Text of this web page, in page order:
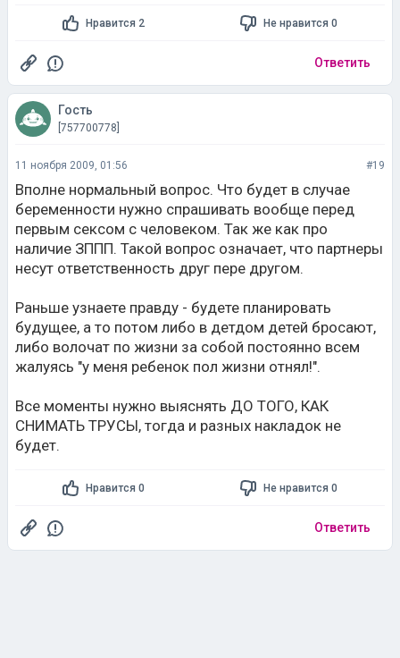
Нравится 2 Не нравится 0
Ответить
Гость
[757700778]
11 ноября 2009, 01:56 #19
Вполне нормальный вопрос. Что будет в случае
беременности нужно спрашивать вообще перед
первым сексом с человеком. Так же как про
наличие ЗППП. Такой вопрос означает, что партнеры
несут ответственность друг пере другом.
Раньше узнаете правду - будете планировать
будущее, а то потом либо в детдом детей бросают,
либо волочат по жизни за собой постоянно всем
жалуясь "у меня ребенок пол жизни отнял!".
Все моменты нужно выяснять ДО ТОГО, КАК
СНИМАТЬ ТРУСЫ, тогда и разных накладок не
будет.
Нравится 0 Не нравится 0
Ответить